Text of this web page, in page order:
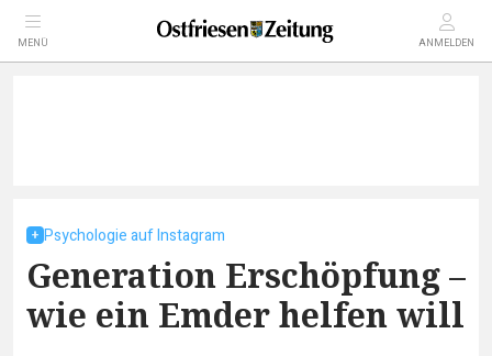
MENÜ ANMELDEN
Psychologie auf Instagram
Generation Erschöpfung –
wie ein Emder helfen will